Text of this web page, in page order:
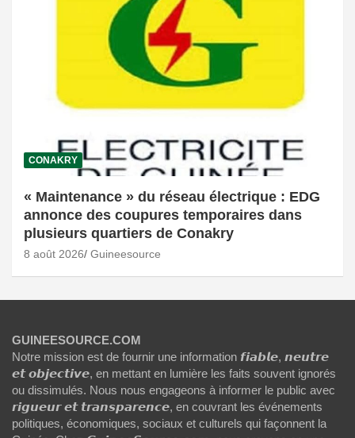
CONAKRY
« Maintenance » du réseau électrique : EDG
annonce des coupures temporaires dans
plusieurs quartiers de Conakry
8 août 2026 Guineesource
GUINEESOURCE.COM
Notre mission est de fournir une information 𝙛𝙞𝙖𝙗𝙡𝙚, 𝙣𝙚𝙪𝙩𝙧𝙚
𝙚𝙩 𝙤𝙗𝙟𝙚𝙘𝙩𝙞𝙫𝙚, en mettant en lumière les faits souvent ignorés
ou dissimulés. Nous nous engageons à informer le public avec
𝙧𝙞𝙜𝙪𝙚𝙪𝙧 𝙚𝙩 𝙩𝙧𝙖𝙣𝙨𝙥𝙖𝙧𝙚𝙣𝙘𝙚, en couvrant les événements
politiques, économiques, sociaux et culturels qui façonnent la